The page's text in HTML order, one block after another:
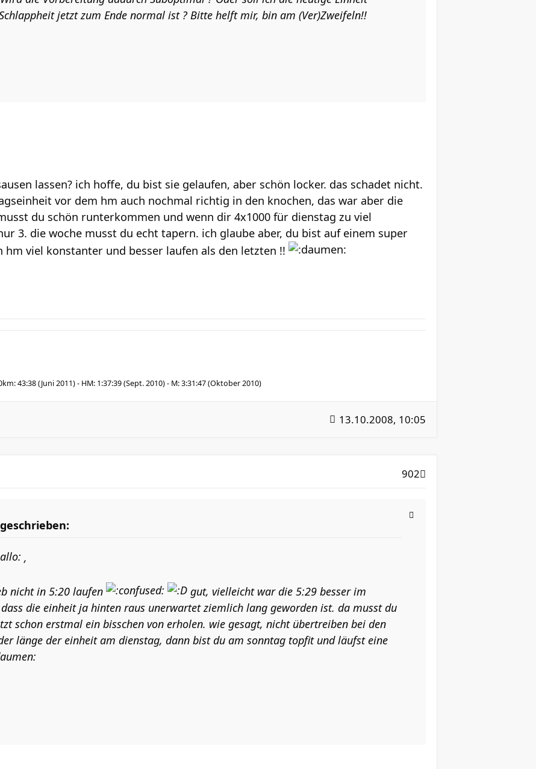
jetzt zum Ende normal ist ? Bitte helft mir, bin am (Ver)Zweifeln!!
lassen? ich hoffe, du bist sie gelaufen, aber schön locker. das schadet nicht.
vor dem hm auch nochmal richtig in den knochen, das war aber die
du schön runterkommen und wenn dir 4x1000 für dienstag zu viel
3. die woche musst du echt tapern. ich glaube aber, du bist auf einem super
hm viel konstanter und besser laufen als den letzten !!
43:38 (Juni 2011) - HM: 1:37:39 (Sept. 2010) - M: 3:31:47 (Oktober 2010)
13.10.2008, 10:05
902
,
nicht in 5:20 laufen
gut, vielleicht war die 5:29 besser im
die einheit ja hinten raus unerwartet ziemlich lang geworden ist. da musst du
schon erstmal ein bisschen von erholen. wie gesagt, nicht übertreiben bei den
länge der einheit am dienstag, dann bist du am sonntag topfit und läufst eine